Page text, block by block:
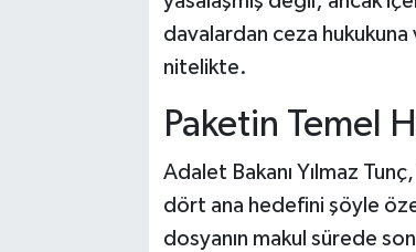
davalardan ceza
nitelikte.
Paketin Temel
Adalet Bakanı Yılmaz
dört ana hedefini şöyle
dosyanın makul sürede